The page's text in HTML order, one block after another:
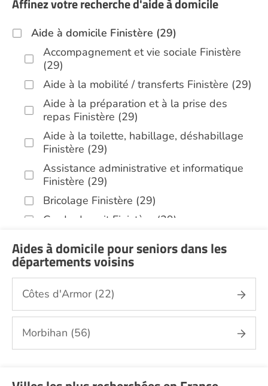
Affinez votre recherche d'aide à domicile
Aide à domicile Finistère (29)
Accompagnement et vie sociale Finistère
(29)
Aide à la mobilité / transferts Finistère (29)
Aide à la préparation et à la prise des
repas Finistère (29)
Aide à la toilette, habillage, déshabillage
Finistère (29)
Assistance administrative et informatique
Finistère (29)
Bricolage Finistère (29)
Garde de nuit Finistère (29)
Jardinage Finistère (29)
Aide aux courses Finistère (29)
Entretien du cadre de vie, ménage,
repassage, gestion du linge Finistère (29)
Portage de repas Finistère (29)
Sorties (promenades, rendez-vous
Promenade animaux de compagnie
Aides à domicile pour seniors dans les
départements voisins
Côtes d'Armor (22)
Morbihan (56)